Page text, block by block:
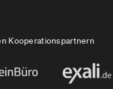
Kooperationspartnern